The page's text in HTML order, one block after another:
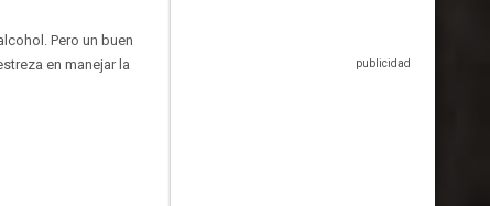
Pero un buen
en manejar la